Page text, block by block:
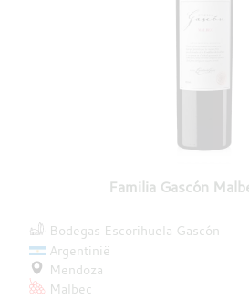
Familia Gascón
Bodegas Escorihuela Gascón
Argentinië
Mendoza
Malbec